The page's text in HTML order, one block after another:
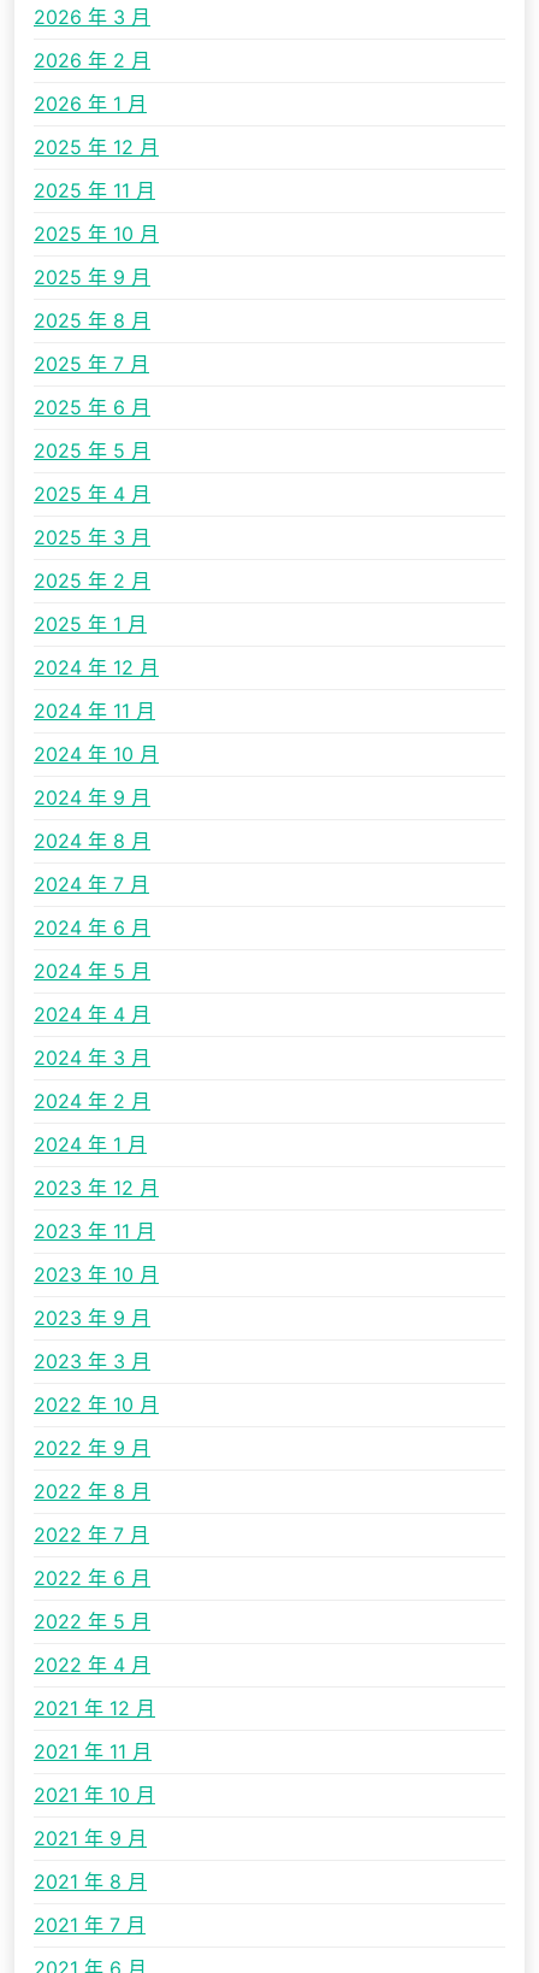
2026 年 3 月
2026 年 2 月
2026 年 1 月
2025 年 12 月
2025 年 11 月
2025 年 10 月
2025 年 9 月
2025 年 8 月
2025 年 7 月
2025 年 6 月
2025 年 5 月
2025 年 4 月
2025 年 3 月
2025 年 2 月
2025 年 1 月
2024 年 12 月
2024 年 11 月
2024 年 10 月
2024 年 9 月
2024 年 8 月
2024 年 7 月
2024 年 6 月
2024 年 5 月
2024 年 4 月
2024 年 3 月
2024 年 2 月
2024 年 1 月
2023 年 12 月
2023 年 11 月
2023 年 10 月
2023 年 9 月
2023 年 3 月
2022 年 10 月
2022 年 9 月
2022 年 8 月
2022 年 7 月
2022 年 6 月
2022 年 5 月
2022 年 4 月
2021 年 12 月
2021 年 11 月
2021 年 10 月
2021 年 9 月
2021 年 8 月
2021 年 7 月
2021 年 6 月